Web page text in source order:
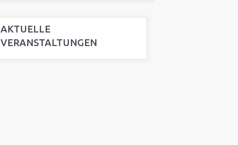
AKTUELLE
VERANSTALTUNGEN